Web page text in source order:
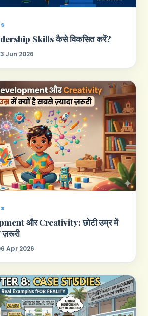
Skills कैसे विकसित करें?
Jun 2026
और Creativity: छोटी उम्र में
ज़रूरी
Apr 2026